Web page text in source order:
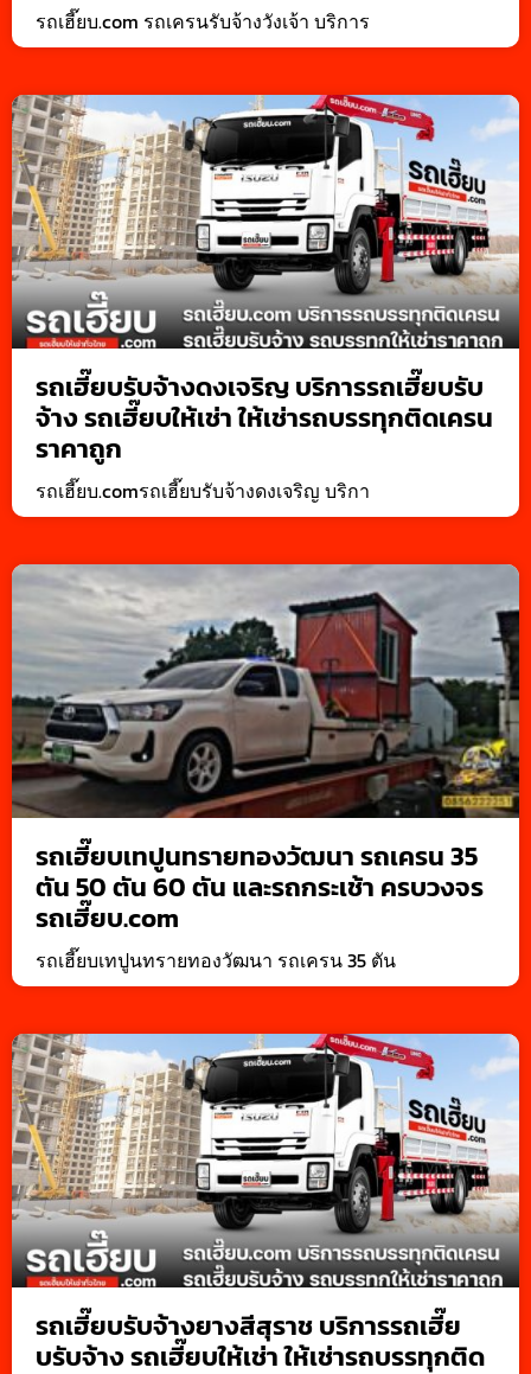
รถเฮี๊ยบ.com รถเครนรับจ้างวังเจ้า บริการ
รถเฮี๊ยบรับจ้างดงเจริญ บริการรถเฮี๊ยบรับ
จ้าง รถเฮี๊ยบให้เช่า ให้เช่ารถบรรทุกติดเครน
ราคาถูก
รถเฮี๊ยบ.comรถเฮี๊ยบรับจ้างดงเจริญ บริกา
รถเฮี๊ยบเทปูนทรายทองวัฒนา รถเครน 35
ตัน 50 ตัน 60 ตัน และรถกระเช้า ครบวงจร
รถเฮี๊ยบ.com
รถเฮี๊ยบเทปูนทรายทองวัฒนา รถเครน 35 ตัน
รถเฮี๊ยบรับจ้างยางสีสุราช บริการรถเฮี๊ย
บรับจ้าง รถเฮี๊ยบให้เช่า ให้เช่ารถบรรทุกติด